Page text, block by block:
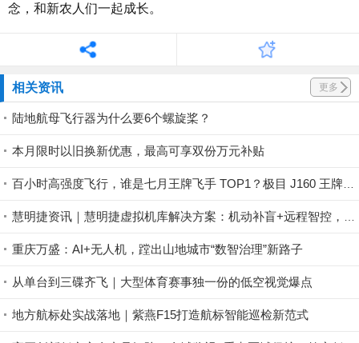
念，和新农人 们一起成长。
相关资讯 更多
陆地航母飞行器为什么要6个螺旋桨？
本月限时以旧换新优惠，最高可享双份万元补贴
重庆万盛：AI+无人机，蹚出山地城市“数智治理”新路子
从单台到三碟齐飞｜大型体育赛事独一份的低空视觉爆点
地方航标处实战落地｜紫燕F15打造航标智能巡检新范式